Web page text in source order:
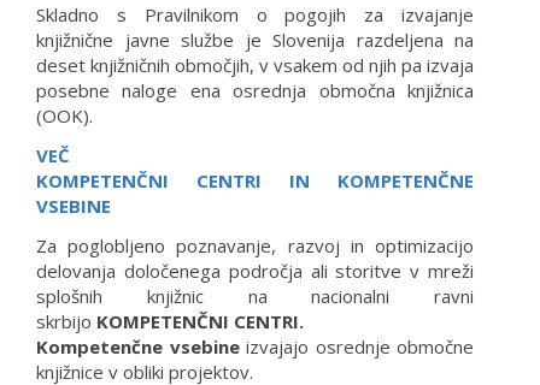
Skladno s Pravilnikom o pogojih za izvajanje
knjižnične javne službe je Slovenija razdeljena na
deset knjižničnih območjih, v vsakem od njih pa izvaja
posebne naloge ena osrednja območna knjižnica
(OOK).
VEČ
KOMPETENČNI CENTRI IN KOMPETENČNE
VSEBINE
Za poglobljeno poznavanje, razvoj in optimizacijo
delovanja določenega področja ali storitve v mreži
splošnih knjižnic na nacionalni ravni
skrbijo KOMPETENČNI CENTRI.
Kompetenčne vsebineizvajajo osrednje območne
knjižnice v obliki projektov.